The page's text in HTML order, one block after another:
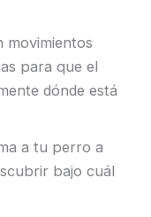
movimientos
para que el
dónde está
a tu perro a
bajo cuál